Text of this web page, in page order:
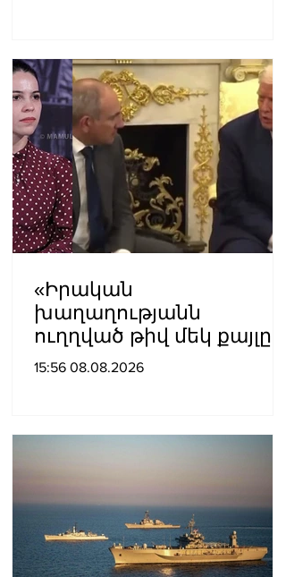
«Իրական
խաղաղությանն
ուղղված թիվ մեկ քայլը
պետք է լիներ մեր բոլոր
Հայրապետյան
15:56 08.08.2026